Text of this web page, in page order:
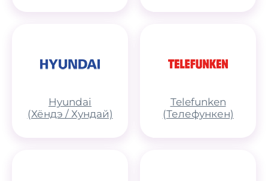
Hyundai
(Хёндэ / Хундай)
Telefunken
(Телефункен)